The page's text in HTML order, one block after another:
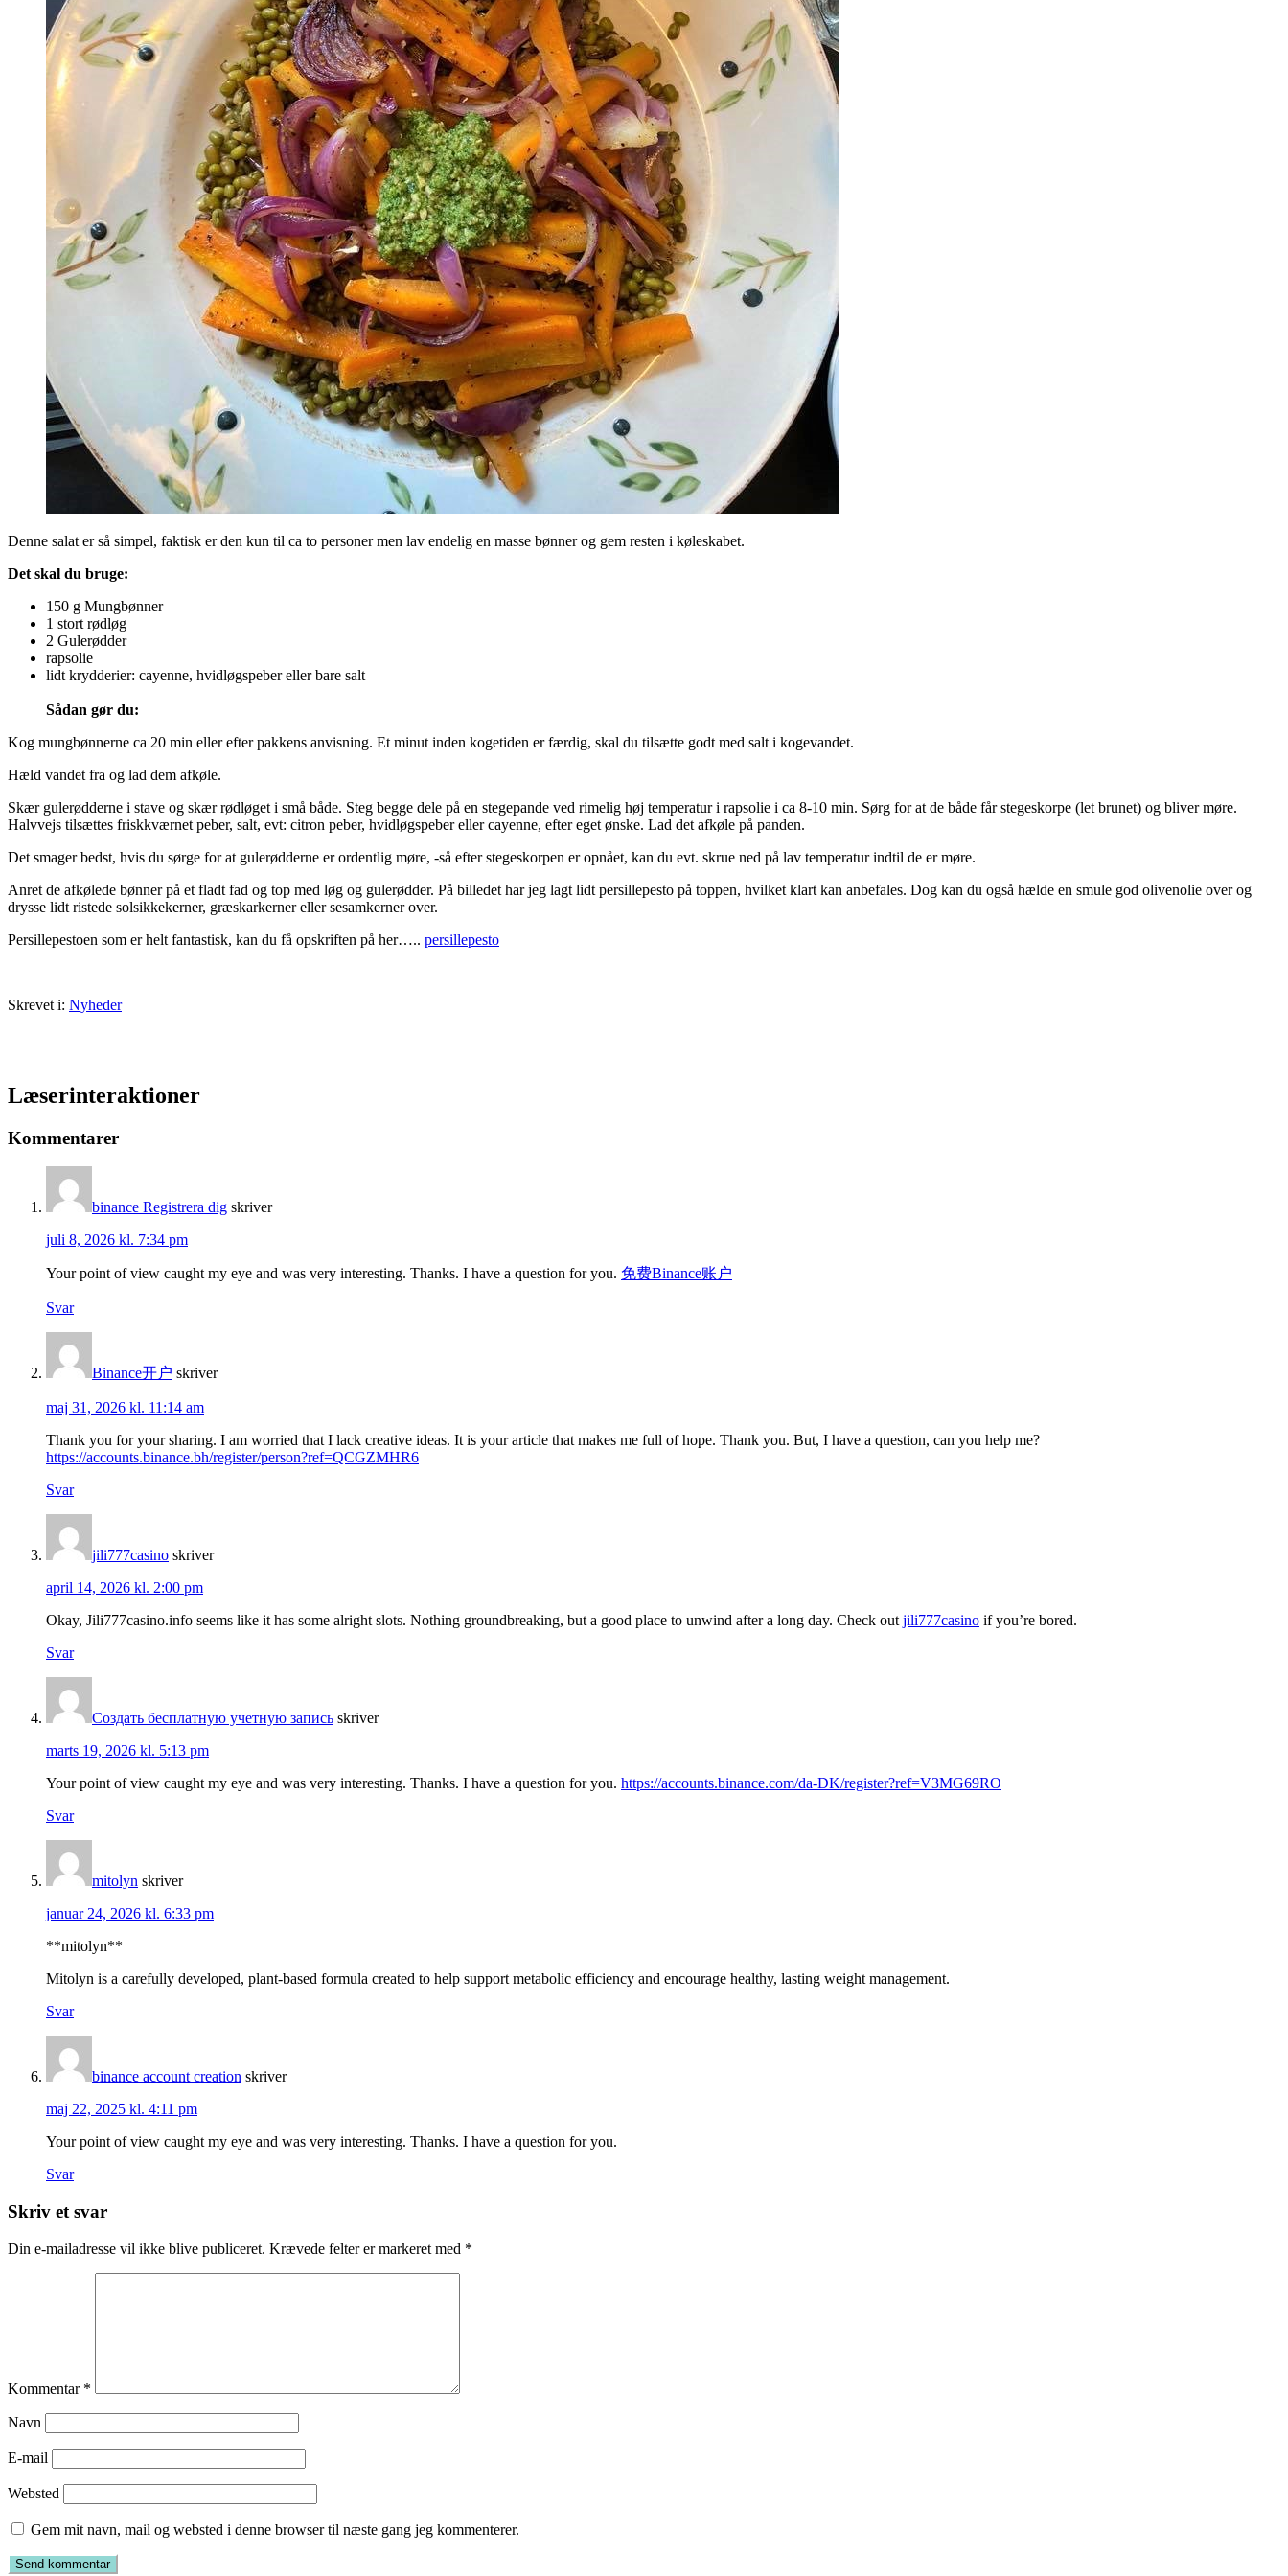
Denne salat er så simpel, faktisk er den kun til ca to personer men lav endelig en masse bønner og gem resten i køleskabet.
Det skal du bruge:
150 g Mungbønner
1 stort rødløg
2 Gulerødder
rapsolie
lidt krydderier: cayenne, hvidløgspeber eller bare salt
Sådan gør du:
Kog mungbønnerne ca 20 min eller efter pakkens anvisning. Et minut inden kogetiden er færdig, skal du tilsætte godt med salt i kogevandet.
Hæld vandet fra og lad dem afkøle.
Skær gulerødderne i stave og skær rødløget i små både. Steg begge dele på en stegepande ved rimelig høj temperatur i rapsolie i ca 8-10 min. Sørg for at de både får stegeskorpe (let brunet) og bliver møre.
Halvvejs tilsættes friskkværnet peber, salt, evt: citron peber, hvidløgspeber eller cayenne, efter eget ønske. Lad det afkøle på panden.
Det smager bedst, hvis du sørge for at gulerødderne er ordentlig møre, -så efter stegeskorpen er opnået, kan du evt. skrue ned på lav temperatur indtil de er møre.
Anret de afkølede bønner på et fladt fad og top med løg og gulerødder. På billedet har jeg lagt lidt persillepesto på toppen, hvilket klart kan anbefales. Dog kan du også hælde en smule god olivenolie over og
drysse lidt ristede solsikkekerner, græskarkerner eller sesamkerner over.
Persillepestoen som er helt fantastisk, kan du få opskriften på her….. persillepesto
Skrevet i: Nyheder
Læserinteraktioner
Kommentarer
binance Registrera dig skriver
juli 8, 2026 kl. 7:34 pm
Your point of view caught my eye and was very interesting. Thanks. I have a question for you. 免费Binance账户
Svar
Binance开户 skriver
maj 31, 2026 kl. 11:14 am
Thank you for your sharing. I am worried that I lack creative ideas. It is your article that makes me full of hope. Thank you. But, I have a question, can you help me?
https://accounts.binance.bh/register/person?ref=QCGZMHR6
Svar
jili777casino skriver
april 14, 2026 kl. 2:00 pm
Okay, Jili777casino.info seems like it has some alright slots. Nothing groundbreaking, but a good place to unwind after a long day. Check out jili777casino if you’re bored.
Svar
Создать бесплатную учетную запись skriver
marts 19, 2026 kl. 5:13 pm
Your point of view caught my eye and was very interesting. Thanks. I have a question for you. https://accounts.binance.com/da-DK/register?ref=V3MG69RO
Svar
mitolyn skriver
januar 24, 2026 kl. 6:33 pm
**mitolyn**
Mitolyn is a carefully developed, plant-based formula created to help support metabolic efficiency and encourage healthy, lasting weight management.
Svar
binance account creation skriver
maj 22, 2025 kl. 4:11 pm
Your point of view caught my eye and was very interesting. Thanks. I have a question for you.
Svar
Skriv et svar
Din e-mailadresse vil ikke blive publiceret. Krævede felter er markeret med *
Kommentar *
Navn
E-mail
Websted
Gem mit navn, mail og websted i denne browser til næste gang jeg kommenterer.